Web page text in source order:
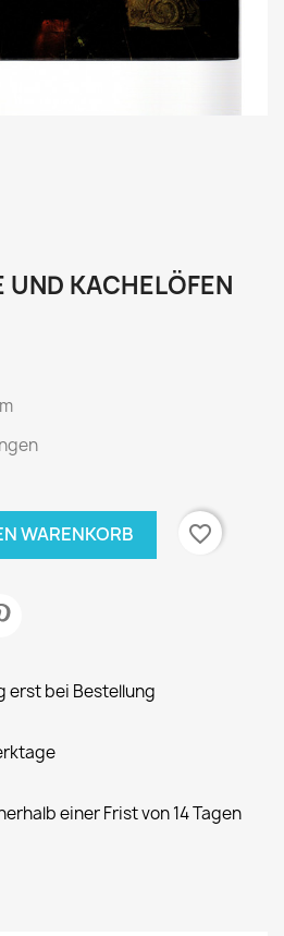
UND KACHELÖFEN
WARENKORB favorite_border
erst bei Bestellung
einer Frist von 14 Tagen